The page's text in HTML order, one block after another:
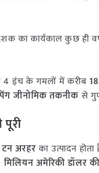
का कार्यकाल कुछ ही
4 इंच के गमलों में करीब
जीनोमिक तकनीकसे
अरहरका उत्पादन
अमेरिकी डॉलर